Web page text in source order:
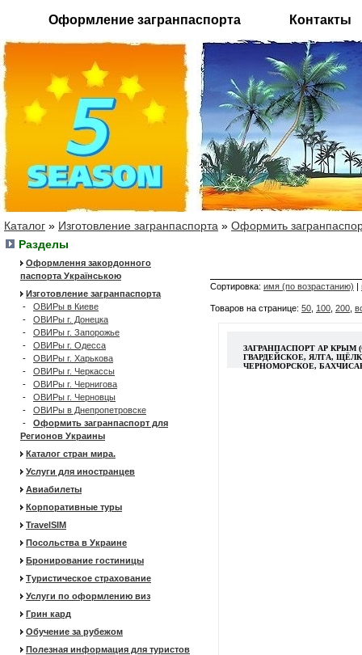
Оформление загранпаспорта Контакты
Каталог » Изготовление загранпаспорта » Оформить
Разделы
Оформлення закордонного
паспорта Українською
Изготовление загранпаспорта
- ОВИРы в Киеве
- ОВИРы г. Донецка
- ОВИРы г. Запорожье
- ОВИРы г. Одесса
- ОВИРы г. Харькова
- ОВИРы г. Черкассы
- ОВИРы г. Чернигова
- ОВИРы г. Черновцы
- ОВИРы в Днепропетровске
- Оформить загранпаспорт для
Регионов Украины
Каталог стран мира.
Услуги для иностранцев
Авиабилеты
Корпоративные туры
TravelSIM
Посольства в Украине
Бронирование гостиницы
Туристическое страхование
Услуги по оформлению виз
Грин кард
Обучение за рубежом
Полезная информация для туристов
Сортировка: имя (по возрастанию) |
Товаров на странице: 50 100 200
ЗАГРАНПАСПОРТ АР КРЫМ
ГВАРДЕЙСКОЕ, ЯЛТА,
ЧЕРНОМОРСКОЕ,